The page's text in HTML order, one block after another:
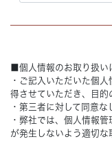
■個人情報のお取り扱い
・ご記入いただいた個
得させていただき、目的
・第三者に対して同意
・弊社では、個人情報
が発生しないよう適切な